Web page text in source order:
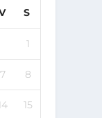
S
1
7 8
15